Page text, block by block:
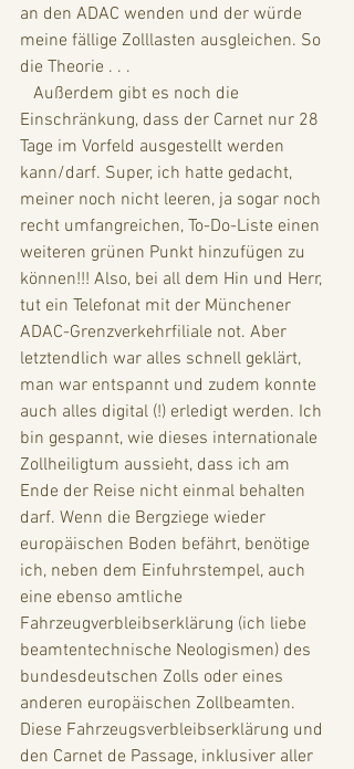
an den ADAC wenden und der würde
meine fällige Zolllasten ausgleichen. So
die Theorie . . .
Einschränkung, dass der Carnet nur 28
Tage im Vorfeld ausgestellt werden
kann/darf. Super, ich hatte gedacht,
meiner noch nicht leeren, ja sogar noch
recht umfangreichen, To-Do-Liste einen
weiteren grünen Punkt hinzufügen zu
können!!! Also, bei all dem Hin und Herr,
tut ein Telefonat mit der Münchener
ADAC-Grenzverkehrfiliale not. Aber
letztendlich war alles schnell geklärt,
man war entspannt und zudem konnte
auch alles digital (!) erledigt werden. Ich
bin gespannt, wie dieses internationale
Zollheiligtum aussieht, dass ich am
Ende der Reise nicht einmal behalten
darf. Wenn die Bergziege wieder
europäischen Boden befährt, benötige
ich, neben dem Einfuhrstempel, auch
eine ebenso amtliche
Fahrzeugverbleibserklärung (ich liebe
beamtentechnische Neologismen) des
bundesdeutschen Zolls oder eines
anderen europäischen Zollbeamten.
Diese Fahrzeugsverbleibserklärung und
den Carnet de Passage, inklusiver aller